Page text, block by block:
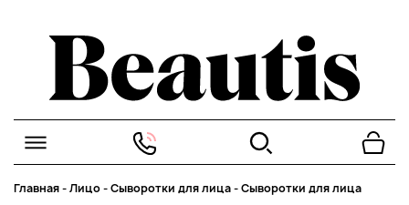
Главная-Лицо-Сыворотки для лица-Сыворотки для лица